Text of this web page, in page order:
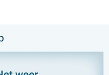
Deel wat je ziet!. . .